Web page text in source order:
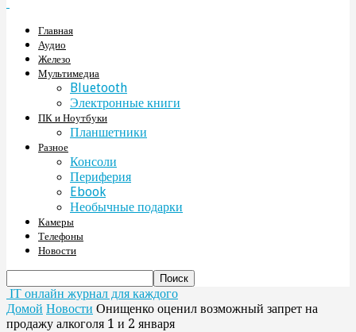
Главная
Аудио
Железо
Мультимедиа
Bluetooth
Электронные книги
ПК и Ноутбуки
Планшетники
Разное
Консоли
Периферия
Ebook
Необычные подарки
Камеры
Телефоны
Новости
IT онлайн журнал для каждого
Домой Новости Онищенко оценил возможный запрет на
продажу алкоголя 1 и 2 января